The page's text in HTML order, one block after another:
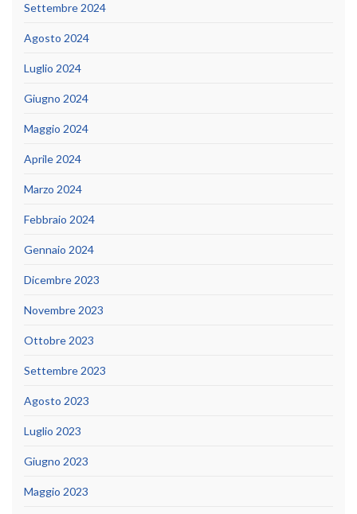
Settembre 2024
Agosto 2024
Luglio 2024
Giugno 2024
Maggio 2024
Aprile 2024
Marzo 2024
Febbraio 2024
Gennaio 2024
Dicembre 2023
Novembre 2023
Ottobre 2023
Settembre 2023
Agosto 2023
Luglio 2023
Giugno 2023
Maggio 2023